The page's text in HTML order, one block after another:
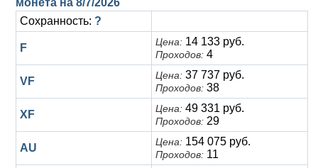
монета на 8/7/2026
Сохранность: ?
F Цена: 14 133 руб.
Проходов: 4
VF Цена: 37 737 руб.
Проходов: 38
XF Цена: 49 331 руб.
Проходов: 29
AU Цена: 154 075 руб.
Проходов: 11